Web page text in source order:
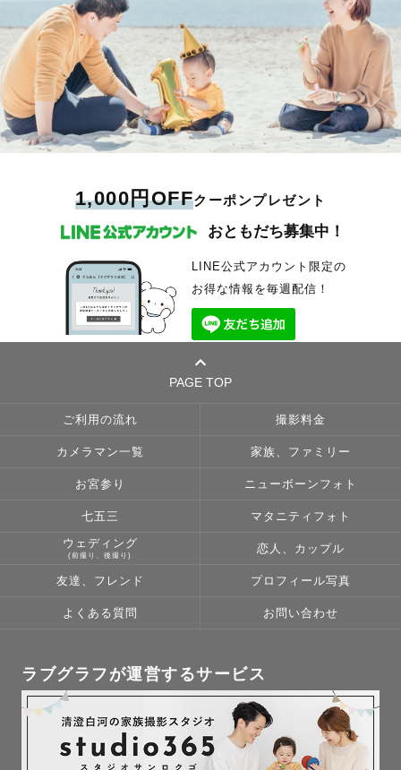
1,000円OFFクーポンプレゼント
おともだち募集中！
LINE公式アカウント限定の
お得な情報を毎週配信！
PAGE TOP
ご利用の流れ 撮影料金
カメラマン一覧 家族、ファミリー
お宮参り ニューボーンフォト
七五三 マタニティフォト
ウェディング
(前撮り、後撮り)
恋人、カップル
友達、フレンド プロフィール写真
よくある質問 お問い合わせ
ラブグラフが運営するサービス